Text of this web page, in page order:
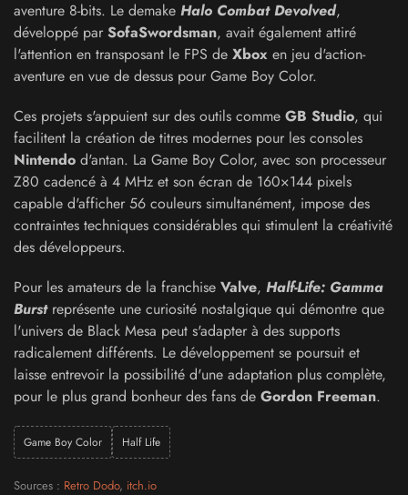
aventure 8-bits. Le demake Halo Combat Devolved,
développé par SofaSwordsman, avait également attiré
l'attention en transposant le FPS de Xbox en jeu d'action-
aventure en vue de dessus pour Game Boy Color.
Ces projets s'appuient sur des outils comme GB Studio, qui
facilitent la création de titres modernes pour les consoles
Nintendo d'antan. La Game Boy Color, avec son processeur
Z80 cadencé à 4 MHz et son écran de 160×144 pixels
capable d'afficher 56 couleurs simultanément, impose des
contraintes techniques considérables qui stimulent la créativité
des développeurs.
Pour les amateurs de la franchise Valve, Half-Life: Gamma
Burstreprésente une curiosité nostalgique qui démontre que
l'univers de Black Mesa peut s'adapter à des supports
radicalement différents. Le développement se poursuit et
laisse entrevoir la possibilité d'une adaptation plus complète,
pour le plus grand bonheur des fans de Gordon Freeman.
Game Boy Color Half Life
Sources : Retro Dodo, itch.io